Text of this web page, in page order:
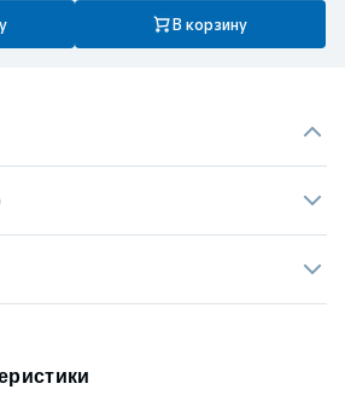
В корзину